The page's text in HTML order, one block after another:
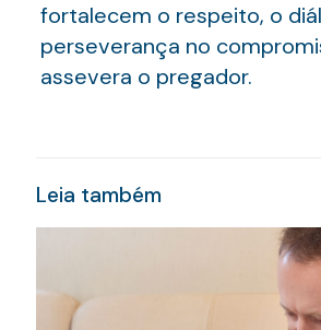
fortalecem o respeito, o
perseverança no
assevera o pregador.
Leia também